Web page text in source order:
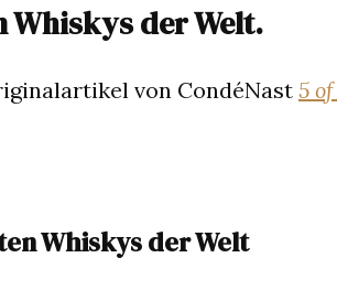
Whiskys der Welt.
von CondéNast5
Whiskys der Welt